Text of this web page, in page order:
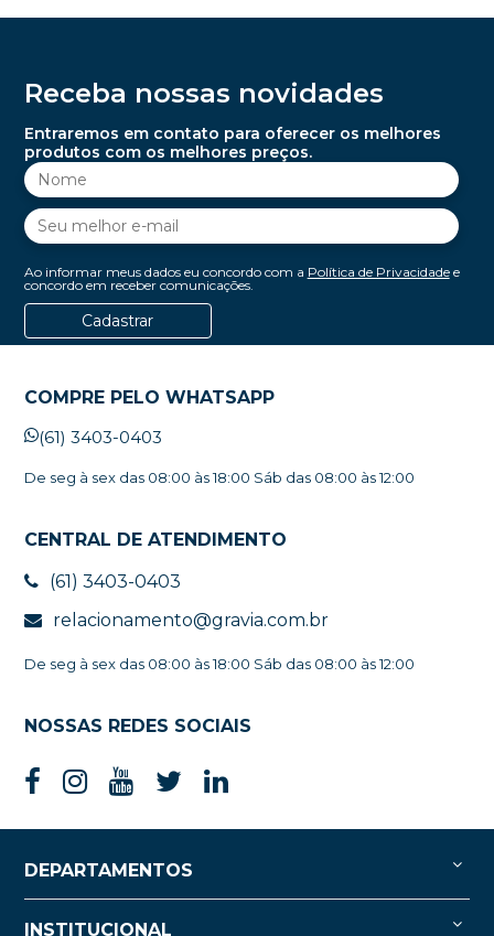
Receba nossas novidades
Entraremos em contato para oferecer os melhores
produtos com os melhores preços.
Ao informar meus dados eu concordo com a Política de Privacidadee
concordo em receber comunicações.
Cadastrar
COMPRE PELO WHATSAPP
(61) 3403-0403
De seg à sex das 08:00 às 18:00 Sáb das 08:00 às 12:00
CENTRAL DE ATENDIMENTO
(61) 3403-0403
relacionamento@gravia.com.br
De seg à sex das 08:00 às 18:00 Sáb das 08:00 às 12:00
NOSSAS REDES SOCIAIS
DEPARTAMENTOS
INSTITUCIONAL